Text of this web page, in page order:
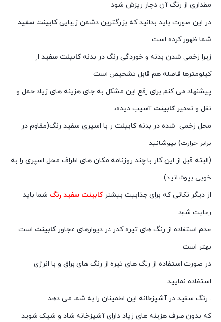
مقداری از رنگ آن دچار ریزش شود
در این صورت باید بدانید که بزرگترین دشمن زیباییکابینت سفید
شما ظهور کرده است.
زیرا زخمی شدن بدنه و خوردگی رنگ در بدنهکابینت سفید از
کیلومترها فاصله هم قابل تشخیص است
پیشنهاد می کنم برای رفع این مشکل به جای هزینه های زیاد حمل و
نقل و تعمیرکابینت آسیب دیده،
محل زخمی شده در بدنه کابینت را با اسپری سفید رنگ(مقاوم در
برابر حرارت) بپوشانید
(البته قبل از این کار با چند روزنامه مکان های اطراف محل اسپری را به
خوبی بپوشانید).
از دیگر نکاتی که برای جذابیت بیشترکابینت سفید رنگ شما باید
رعایت شود
عدم استفاده از رنگ های تیره کدر در دیوارهای مجاورکابینت است
بهتر است
در صورت استفاده از رنگ های تیره از رنگ های براق و با انرژی
استفاده نمایید
. رنگ سفید در آشپزخانه این اطمینان را به شما می دهد
که بدون صرف هزینه های زیاد دارای آشپزخانه شاد و شیک شوید